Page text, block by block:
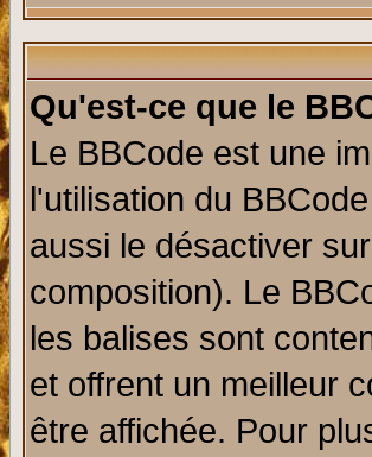
Qu'est-ce que le
Le BBCode est une
l'utilisation du
aussi le désactiver
composition). Le
les balises sont
et offrent un meilleur
être affichée. Pour